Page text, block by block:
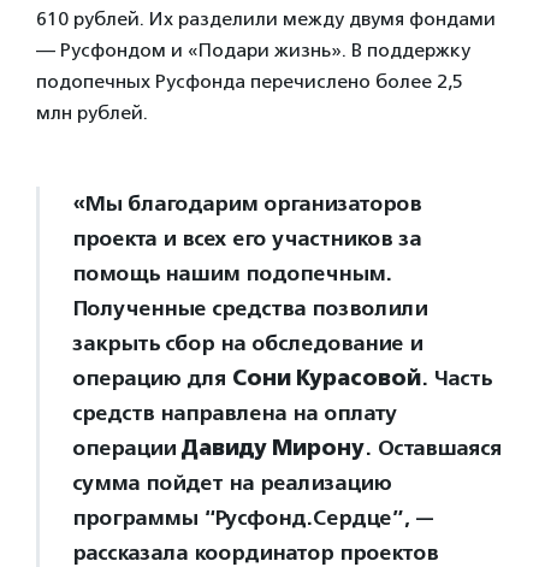
610 рублей. Их разделили между двумя фондами
— Русфондом и «Подари жизнь». В поддержку
подопечных Русфонда перечислено более 2,5
млн рублей.
«Мы благодарим организаторов
проекта и всех его участников за
помощь нашим подопечным.
Полученные средства позволили
закрыть сбор на обследование и
операцию для Сони Курасовой. Часть
средств направлена на оплату
операции Давиду Мирону. Оставшаяся
сумма пойдет на реализацию
программы “Русфонд.Сердце”, —
рассказала координатор проектов